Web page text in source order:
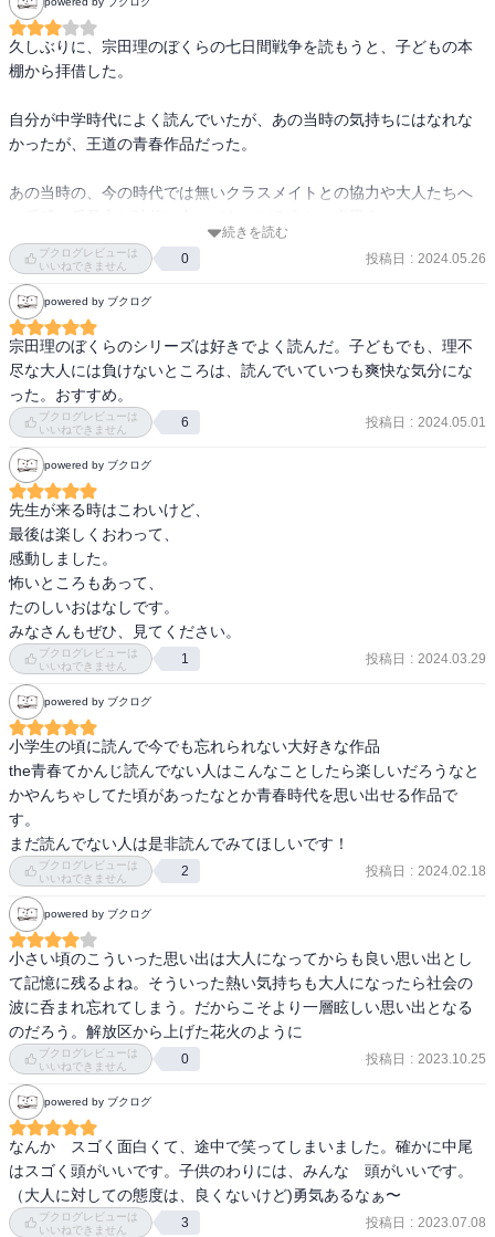
久しぶりに、宗田理のぼくらの七日間戦争を読もうと、子どもの本
棚から拝借した。
自分が中学時代によく読んでいたが、あの当時の気持ちにはなれな
かったが、王道の青春作品だった。
あの当時の、今の時代では無いクラスメイトとの協力や大人たちへ
良い作品だわ
続きを読む
ブクログレビューは
いいねできません
0 投稿日 : 2024.05.26
powered by ブクログ
宗田理のぼくらのシリーズは好きでよく読んだ。子どもでも、理不
尽な大人には負けないところは、読んでいていつも爽快な気分にな
った。おすすめ。
ブクログレビューは
いいねできません
6 投稿日 : 2024.05.01
powered by ブクログ
先生が来る時はこわいけど、
最後は楽しくおわって、
感動しました。
怖いところもあって、
たのしいおはなしです。
みなさんもぜひ、見てください。
ブクログレビューは
いいねできません
1 投稿日 : 2024.03.29
powered by ブクログ
小学生の頃に読んで今でも忘れられない大好きな作品
the青春てかんじ読んでない人はこんなことしたら楽しいだろうなと
かやんちゃしてた頃があったなとか青春時代を思い出せる作品で
す。
まだ読んでない人は是非読んでみてほしいです！
ブクログレビューは
いいねできません
2 投稿日 : 2024.02.18
powered by ブクログ
小さい頃のこういった思い出は大人になってからも良い思い出とし
て記憶に残るよね。そういった熱い気持ちも大人になったら社会の
波に呑まれ忘れてしまう。だからこそより一層眩しい思い出となる
のだろう。解放区から上げた花火のように
ブクログレビューは
いいねできません
0 投稿日 : 2023.10.25
powered by ブクログ
なんか　スゴく面白くて、途中で笑ってしまいました。確かに中尾
はスゴく頭がいいです。子供のわりには、みんな　頭がいいです。
（大人に対しての態度は、良くないけど)勇気あるなぁ〜
ブクログレビューは
いいねできません
3 投稿日 : 2023.07.08